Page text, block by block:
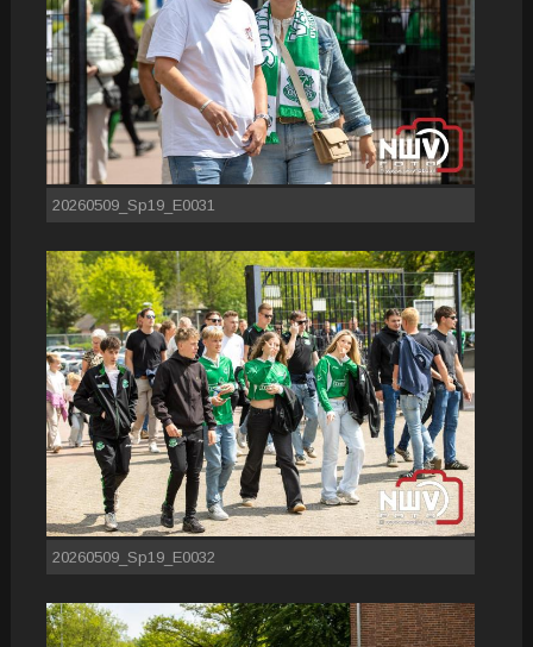
20260509_Sp19_E0031
20260509_Sp19_E0032